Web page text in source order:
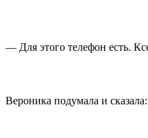
— Для этого телефон есть.
Вероника подумала и сказала: